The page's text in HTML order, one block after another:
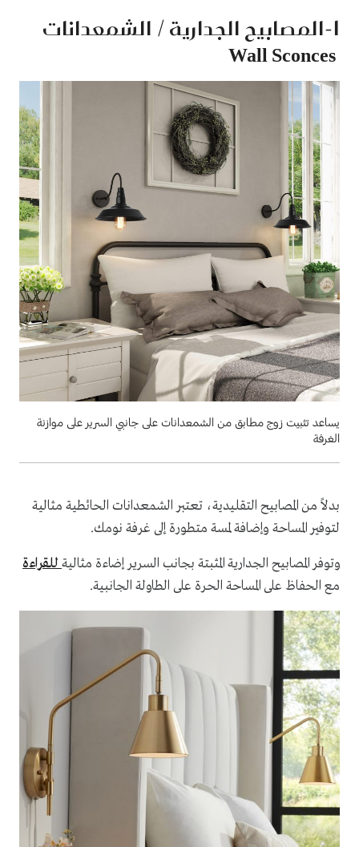
1-المصابيح الجدارية / الشمعدانات
يساعد تثبيت زوج مطابق من الشمعدانات على جانبي السرير على موازنة
الغرفة
بدلاً من المصابيح التقليدية، تعتبر الشمعدانات الحائطية مثالية
لتوفير المساحة وإضافة لمسة متطورة إلى غرفة نومك.
وتوفر المصابيح الجدارية المثبتة بجانب السرير إضاءة مثالية للقراءة
مع الحفاظ على المساحة الحرة على الطاولة الجانبية.